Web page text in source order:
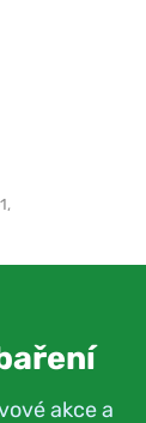
akce a